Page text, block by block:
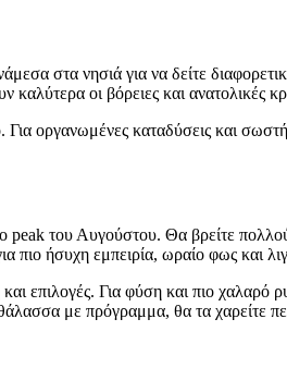
στα νησιά για να δείτε
οι βόρειες και ανατολικές
οργανωμένες καταδύσεις και
peak του Αυγούστου. Θα βρείτε
πιο ήσυχη εμπειρία, ωραίο φως και
επιλογές. Για φύση και πιο
με πρόγραμμα, θα τα χαρείτε